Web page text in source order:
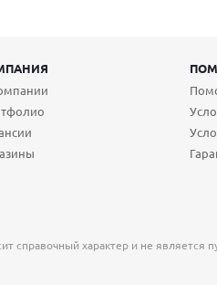
справочный характер и не